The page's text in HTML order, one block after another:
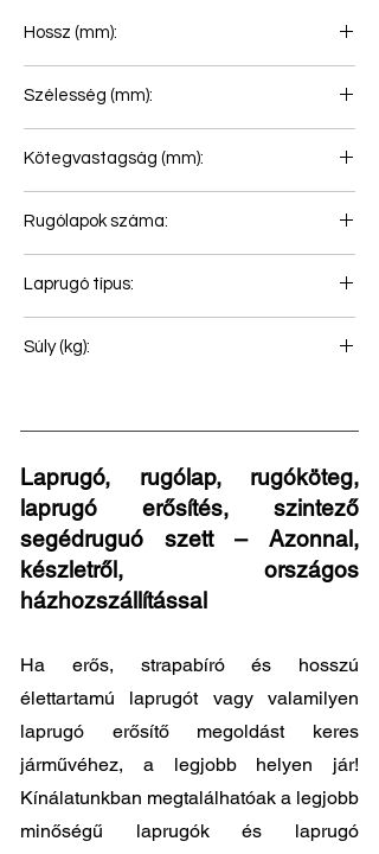
Hossz (mm):
Szélesség (mm):
Kötegvastagság (mm):
Rugólapok száma:
Laprugó típus:
Súly (kg):
Laprugó, rugólap, rugóköteg,
laprugó erősítés, szintező
segédruguó szett – Azonnal,
készletről, országos
házhozszállítással
Ha erős, strapabíró és hosszú
élettartamú laprugót vagy valamilyen
laprugó erősítő megoldást keres
járművéhez, a legjobb helyen jár!
Kínálatunkban megtalálhatóak a legjobb
minőségű laprugók és laprugó